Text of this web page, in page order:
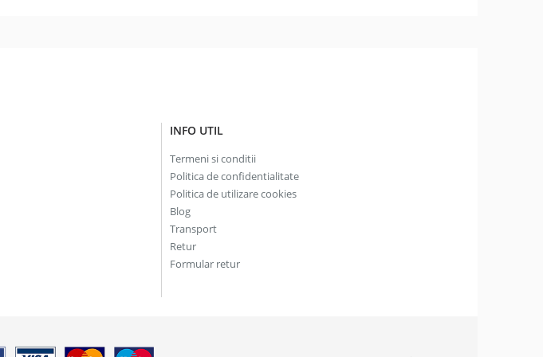
INFO UTIL
Termeni si conditii
Politica de confidentialitate
Politica de utilizare cookies
Blog
Transport
Retur
Formular retur